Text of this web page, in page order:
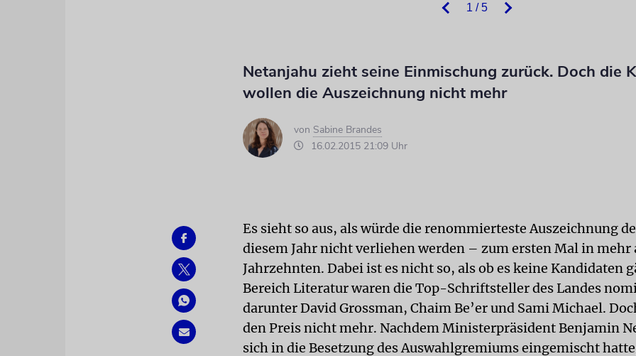
1 / 5
Netanjahu zieht seine Einmischung zurück. Doch die
wollen die Auszeichnung nicht mehr
von Sabine Brandes
16.02.2015 21:09 Uhr
Es sieht so aus, als würde die renommierteste Auszeichnung
diesem Jahr nicht verliehen werden – zum ersten Mal in mehr
Jahrzehnten. Dabei ist es nicht so, als ob es keine Kandidaten
Bereich Literatur waren die Top-Schriftsteller des Landes
darunter David Grossman, Chaim Be’er und Sami Michael.
den Preis nicht mehr. Nachdem Ministerpräsident Benjamin
sich in die Besetzung des Auswahlgremiums eingemischt